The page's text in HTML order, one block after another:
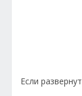
Если